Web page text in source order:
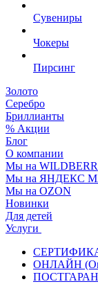
Сувениры
Чокеры
Пирсинг
Золото
Серебро
Бриллианты
% Акции
Блог
О компании
Мы на
Мы на ЯНДЕКС
Мы на OZON
Новинки
Для детей
Услуги
ОНЛАЙН